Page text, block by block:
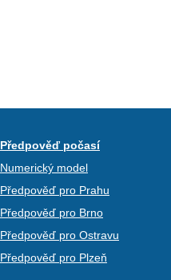
Předpověď počasí
Numerický model
Předpověď pro Prahu
Předpověď pro Brno
Předpověď pro Ostravu
Předpověď pro Plzeň